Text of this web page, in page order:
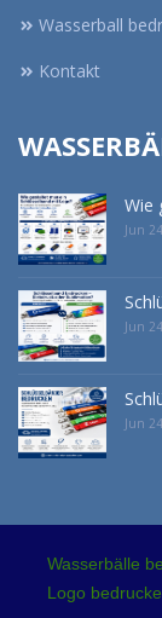
Wasserball
Kontakt
Wie
Jun
Jun
Jun
Wasserbälle
Logo